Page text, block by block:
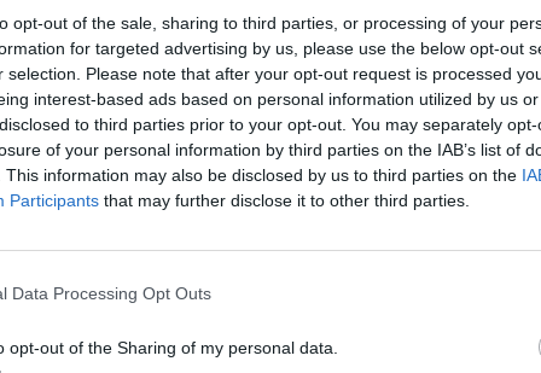
opt-out of the sale, sharing to third parties, or processing of your
for targeted advertising by us, please use the below opt-out
selection. Please note that after your opt-out request is processed
interest-based ads based on personal information utilized by us
to third parties prior to your opt-out. You may separately
of your personal information by third parties on the IAB’s list of
This information may also be disclosed by us to third parties on the
Participants that may further disclose it to other third parties.
Data Processing Opt Outs
opt-out of the Sharing of my personal data.
tots els espectacles, siguin de la mida que sigui”.
l'han arrencat al Teatre de la Llotja de Lleida,
per poblacions com Alcarràs, Alguaire i